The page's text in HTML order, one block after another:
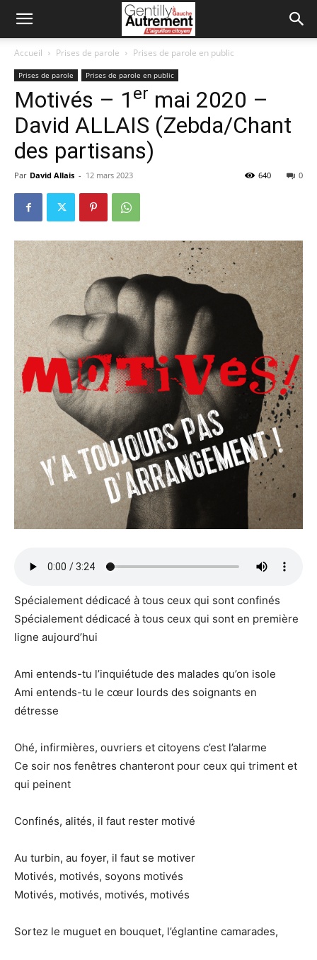
Accueil Prises de parole Prises de parole en public
Prises de parole Prises de parole en public
Motivés – 1 er mai 2020 –
David ALLAIS (Zebda/Chant
des partisans)
Par David Allais - 12 mars 2023 0
640
Spécialement dédicacé à tous ceux qui sont confinés
Spécialement dédicacé à tous ceux qui sont en première
ligne aujourd’hui
Ami entends-tu l’inquiétude des malades qu’on isole
Ami entends-tu le cœur lourds des soignants en
détresse
Ohé, infirmières, ouvriers et citoyens c’est l’alarme
Ce soir nos fenêtres chanteront pour ceux qui triment et
qui peinent
Confinés, alités, il faut rester motivé
Au turbin, au foyer, il faut se motiver
Motivés, motivés, soyons motivés
Motivés, motivés, motivés, motivés
Sortez le muguet en bouquet, l’églantine camarades,